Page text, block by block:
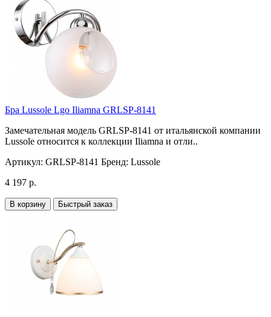
Бра Lussole Lgo Iliamna GRLSP-8141
Замечательная модель GRLSP-8141 от итальянской компании
Lussole относится к коллекции Iliamna и отли..
Артикул: GRLSP-8141 Бренд: Lussole
4 197 р.
В корзину Быстрый заказ